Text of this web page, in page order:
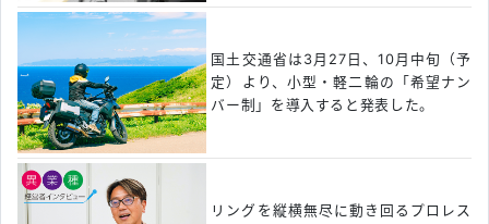
国土交通省は3月27日、10月中旬（予
定）より、小型・軽二輪の「希望ナン
バー制」を導入すると発表した。
リングを縦横無尽に動き回るプロレス